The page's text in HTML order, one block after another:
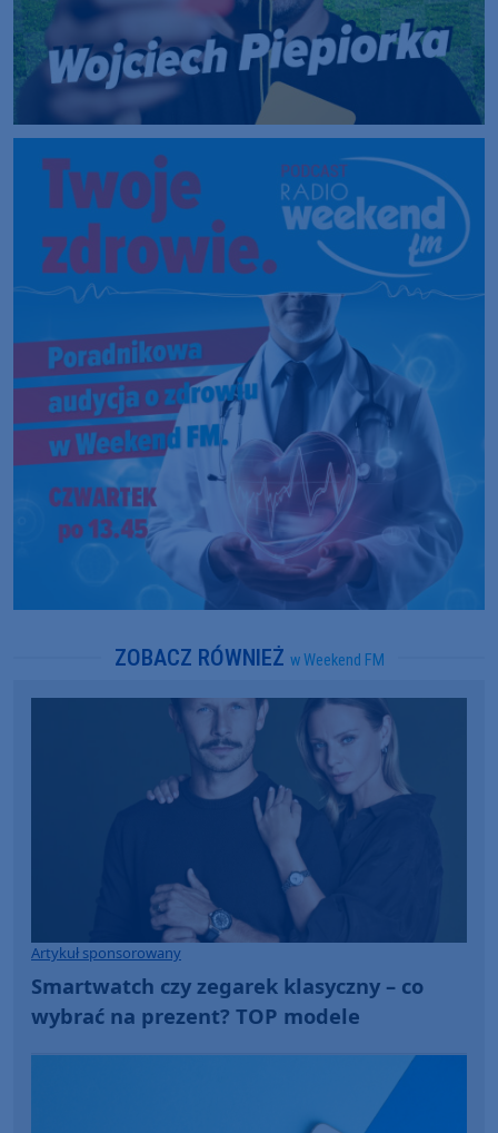
ZOBACZ RÓWNIEŻ w Weekend FM
Artykuł sponsorowany
Smartwatch czy zegarek klasyczny – co
wybrać na prezent? TOP modele